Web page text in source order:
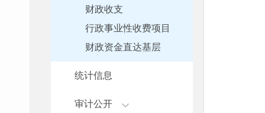
财政收支
行政事业性收费项目
财政资金直达基层
统计信息
审计公开